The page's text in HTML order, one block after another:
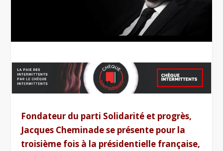
Fondateur du parti Solidarité et progrès,
Jacques Cheminade se présente pour la
troisième fois à la présidentielle française,